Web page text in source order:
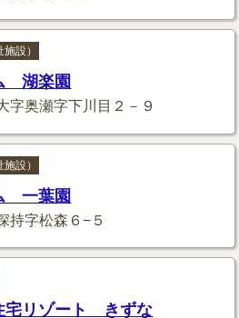
設）
湖楽園
字奥瀬字下川目２－９
設）
一葉園
持字松森６−５
宅リゾート きずな